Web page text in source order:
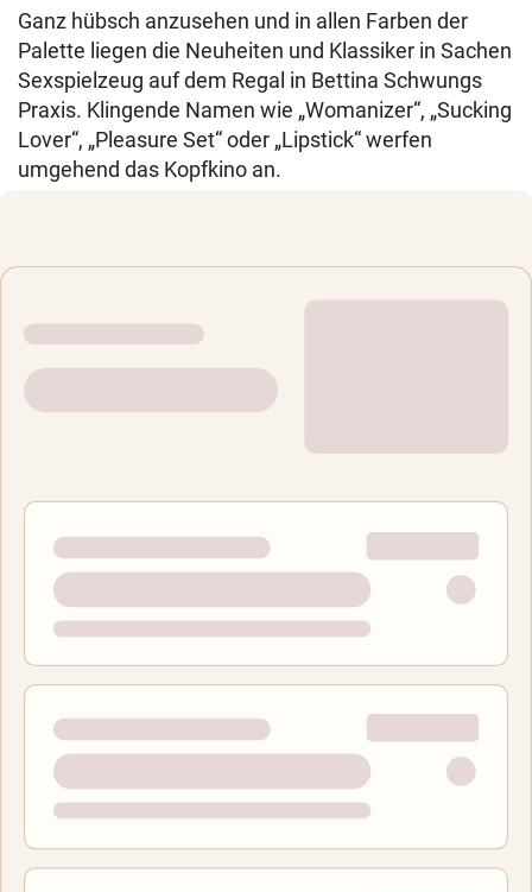
Ganz hübsch anzusehen und in allen Farben der
Palette liegen die Neuheiten und Klassiker in Sachen
Sexspielzeug auf dem Regal in Bettina Schwungs
Praxis. Klingende Namen wie „Womanizer“, „Sucking
Lover“, „Pleasure Set“ oder „Lipstick“ werfen
umgehend das Kopfkino an.